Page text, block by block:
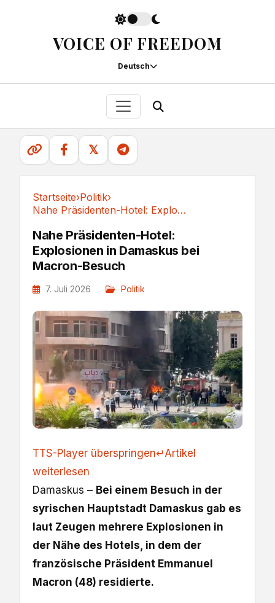
VOICE OF FREEDOM
Deutsch
𝕏
Startseite›Politik›
Nahe Präsidenten-Hotel: Explosionen in...
Nahe Präsidenten-Hotel:
Explosionen in Damaskus bei
Macron-Besuch
7. Juli 2026 Politik
TTS-Player überspringen↵Artikel
weiterlesen
Damaskus – Bei einem Besuch in der
syrischen Hauptstadt Damaskus gab es
laut Zeugen mehrere Explosionen in
der Nähe des Hotels, in dem der
französische Präsident Emmanuel
Macron (48) residierte.